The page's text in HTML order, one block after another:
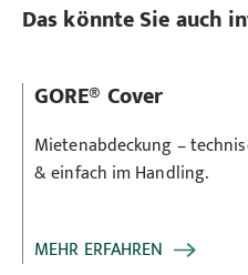
Das könnte Sie auch
GORE® Cover
Mietenabdeckung –
& einfach im Handling.
MEHR ERFAHREN